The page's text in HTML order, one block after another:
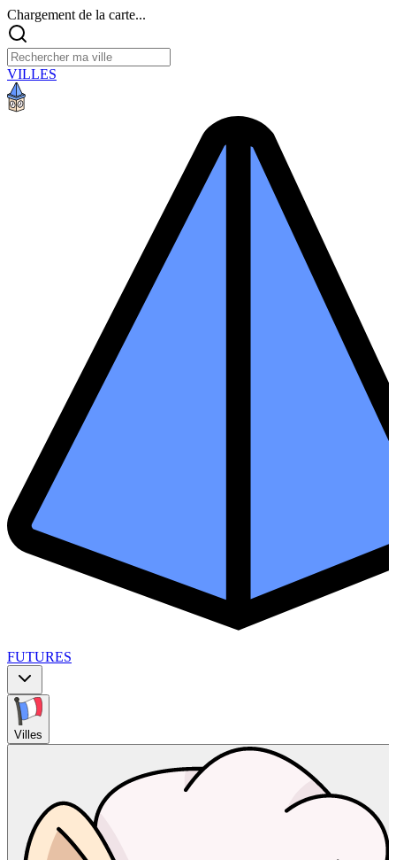
Chargement de la carte...
VILLES
FUTURES
Villes